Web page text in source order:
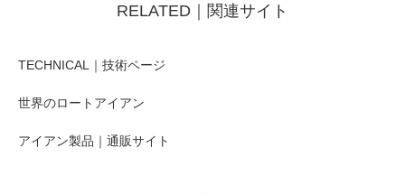
RELATED｜関連サイト
TECHNICAL｜技術ページ
世界のロートアイアン
アイアン製品｜通販サイト